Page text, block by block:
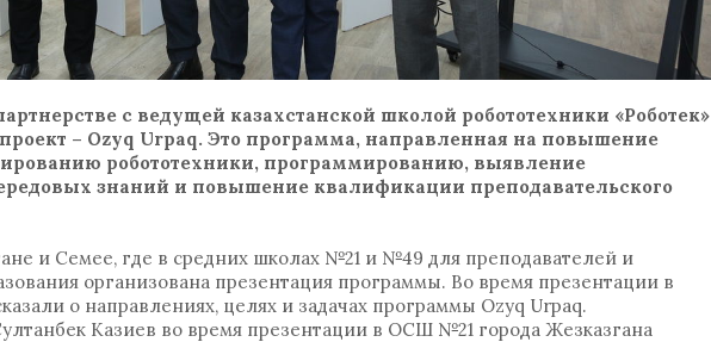
с ведущей казахстанской школой робототехники «Роботек»
– Ozyq Urpaq. Это программа, направленная на повышение
робототехники, программированию, выявление
знаний и повышение квалификации преподавательского
и Семее, где в средних школах №21 и №49 для преподавателей и
организована презентация программы. Во время презентации в
о направлениях, целях и задачах программы Ozyq Urpaq.
Казиев во время презентации в ОСШ №21 города Жезказгана